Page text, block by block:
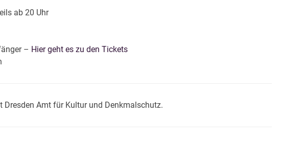
ab 20 Uhr
– Hier geht es zu den Tickets
Dresden Amt für Kultur und Denkmalschutz.